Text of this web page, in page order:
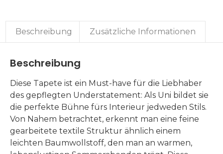
Beschreibung Zusätzliche Informationen
Beschreibung
Diese Tapete ist ein Must-have für die Liebhaber
des gepflegten Understatement: Als Uni bildet sie
die perfekte Bühne fürs Interieur jedweden Stils.
Von Nahem betrachtet, erkennt man eine feine
gearbeitete textile Struktur ähnlich einem
leichten Baumwollstoff, den man an warmen,